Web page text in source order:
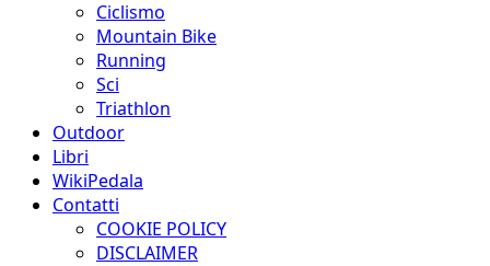
Ciclismo
Mountain Bike
Running
Sci
Triathlon
Outdoor
Libri
WikiPedala
Contatti
COOKIE POLICY
DISCLAIMER